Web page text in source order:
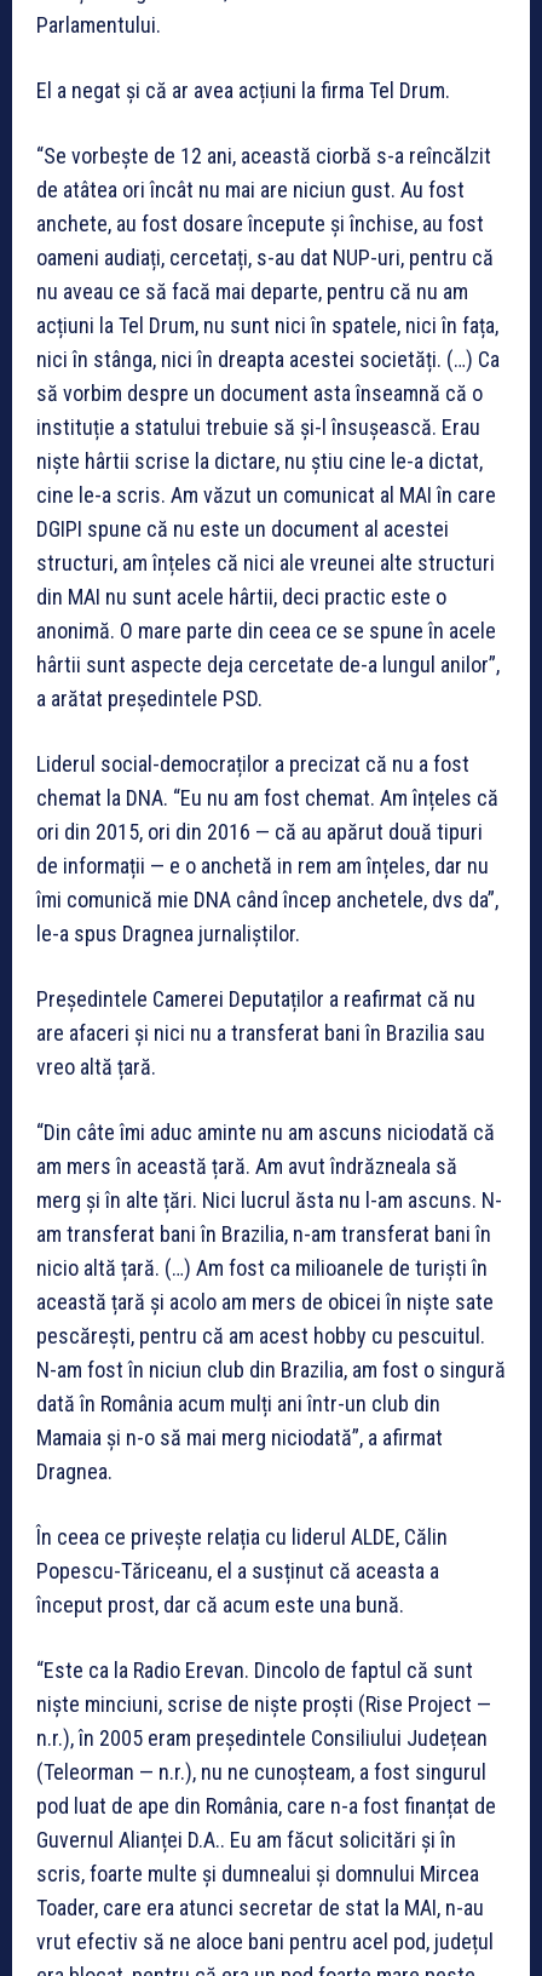
Parlamentului.
El a negat și că ar avea acțiuni la firma Tel Drum.
“Se vorbește de 12 ani, această ciorbă s-a reîncălzit
de atâtea ori încât nu mai are niciun gust. Au fost
anchete, au fost dosare începute și închise, au fost
oameni audiați, cercetați, s-au dat NUP-uri, pentru că
nu aveau ce să facă mai departe, pentru că nu am
acțiuni la Tel Drum, nu sunt nici în spatele, nici în fața,
nici în stânga, nici în dreapta acestei societăți. (…) Ca
să vorbim despre un document asta înseamnă că o
instituție a statului trebuie să și-l însușească. Erau
niște hârtii scrise la dictare, nu știu cine le-a dictat,
cine le-a scris. Am văzut un comunicat al MAI în care
DGIPI spune că nu este un document al acestei
structuri, am înțeles că nici ale vreunei alte structuri
din MAI nu sunt acele hârtii, deci practic este o
anonimă. O mare parte din ceea ce se spune în acele
hârtii sunt aspecte deja cercetate de-a lungul anilor”,
a arătat președintele PSD.
Liderul social-democraților a precizat că nu a fost
chemat la DNA. “Eu nu am fost chemat. Am înțeles că
ori din 2015, ori din 2016 — că au apărut două tipuri
de informații — e o anchetă in rem am înțeles, dar nu
îmi comunică mie DNA când încep anchetele, dvs da”,
le-a spus Dragnea jurnaliștilor.
Președintele Camerei Deputaților a reafirmat că nu
are afaceri și nici nu a transferat bani în Brazilia sau
vreo altă țară.
“Din câte îmi aduc aminte nu am ascuns niciodată că
am mers în această țară. Am avut îndrăzneala să
merg și în alte țări. Nici lucrul ăsta nu l-am ascuns. N-
am transferat bani în Brazilia, n-am transferat bani în
nicio altă țară. (…) Am fost ca milioanele de turiști în
această țară și acolo am mers de obicei în niște sate
pescărești, pentru că am acest hobby cu pescuitul.
N-am fost în niciun club din Brazilia, am fost o singură
dată în România acum mulți ani într-un club din
Mamaia și n-o să mai merg niciodată”, a afirmat
Dragnea.
În ceea ce privește relația cu liderul ALDE, Călin
Popescu-Tăriceanu, el a susținut că aceasta a
început prost, dar că acum este una bună.
“Este ca la Radio Erevan. Dincolo de faptul că sunt
niște minciuni, scrise de niște proști (Rise Project —
n.r.), în 2005 eram președintele Consiliului Județean
(Teleorman — n.r.), nu ne cunoșteam, a fost singurul
pod luat de ape din România, care n-a fost finanțat de
Guvernul Alianței D.A.. Eu am făcut solicitări și în
scris, foarte multe și dumnealui și domnului Mircea
Toader, care era atunci secretar de stat la MAI, n-au
vrut efectiv să ne aloce bani pentru acel pod, județul